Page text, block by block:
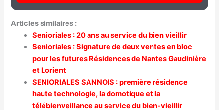
Articles similaires :
Senioriales : 20 ans au service du bien vieillir
Senioriales : Signature de deux ventes en bloc
pour les futures Résidences de Nantes Gaudinière
et Lorient
SENIORIALES SANNOIS : première résidence
haute technologie, la domotique et la
télébienveillance au service du bien-vieillir